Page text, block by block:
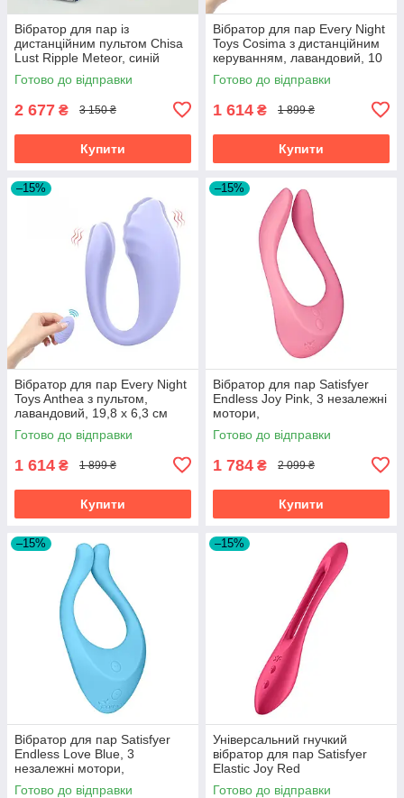
Вібратор для пар із
дистанційним пультом Chisa
Lust Ripple Meteor, синій
Готово до відправки
2 677 ₴ 3 150 ₴
Купити
Вібратор для пар Every Night
Toys Cosima з дистанційним
керуванням, лавандовий, 10
режимів
Готово до відправки
1 614 ₴ 1 899 ₴
Купити
–15%
Вібратор для пар Every Night
Toys Anthea з пультом,
лавандовий, 19,8 х 6,3 см
Готово до відправки
1 614 ₴ 1 899 ₴
Купити
–15%
Вібратор для пар Satisfyer
Endless Joy Pink, 3 незалежні
мотори,
багатофункціональний
Готово до відправки
1 784 ₴ 2 099 ₴
Купити
–15%
Вібратор для пар Satisfyer
Endless Love Blue, 3
незалежні мотори,
багатофункціональний
Готово до відправки
–15%
Універсальний гнучкий
вібратор для пар Satisfyer
Elastic Joy Red
Готово до відправки